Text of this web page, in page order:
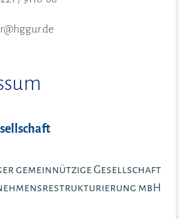
gemeinnützige Gesellschaft
mbH